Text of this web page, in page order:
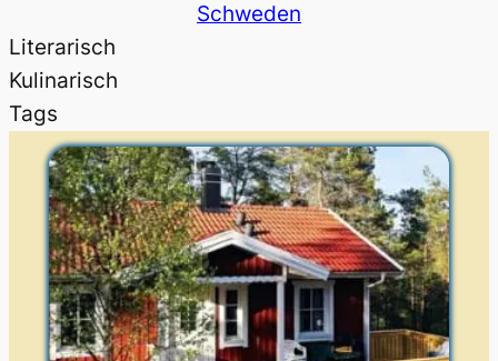
Schweden
Literarisch
Kulinarisch
Tags